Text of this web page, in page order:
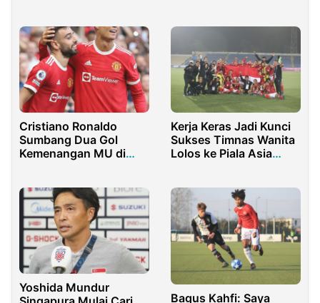
Cristiano Ronaldo
Sumbang Dua Gol
Kemenangan MU di
Kerja Keras Jadi Kunci
Sukses Timnas Wanita
Lolos ke Piala Asia
Yoshida Mundur
Bagus Kahfi: Saya